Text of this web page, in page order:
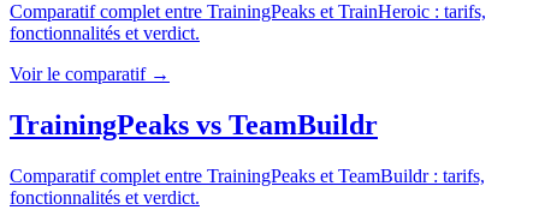
Comparatif complet entre TrainingPeaks et TrainHeroic : tarifs,
fonctionnalités et verdict.
Voir le comparatif →
TrainingPeaks vs TeamBuildr
Comparatif complet entre TrainingPeaks et TeamBuildr: tarifs,
fonctionnalités et verdict.